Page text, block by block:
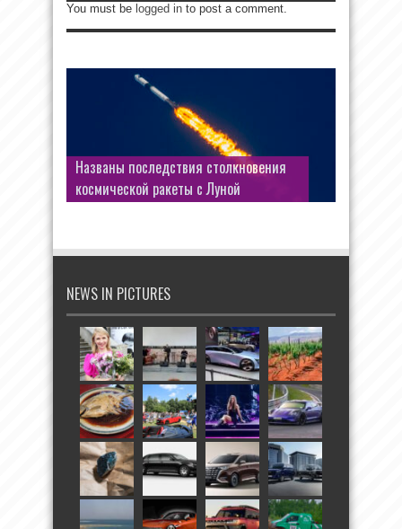
You must be logged in to post a comment.
Названы последствия столкновения
космической ракеты с Луной
NEWS IN PICTURES